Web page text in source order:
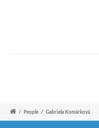
/ People / Gabriela Komárková